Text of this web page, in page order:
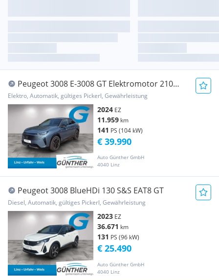
Peugeot 3008 E-3008 GT Elektromotor 210
(Batterie 73 kWh)
Elektro, Automatik, gültiges Pickerl, Gewährleistung
2024 EZ
11.959 km
141 PS (104 kW)
Auto Günther GmbH
4040 Linz
€ 39.990
Peugeot 3008 BlueHDi 130 S&S EAT8 GT
Diesel, Automatik, gültiges Pickerl, Gewährleistung
2023 EZ
36.671 km
131 PS (96 kW)
Auto Günther GmbH
4040 Linz
€ 25.490